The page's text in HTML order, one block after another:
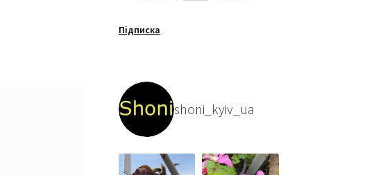
Підписка
shoni_kyiv_ua